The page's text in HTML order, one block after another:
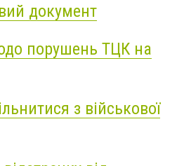
документ
порушень ТЦК на
з військової